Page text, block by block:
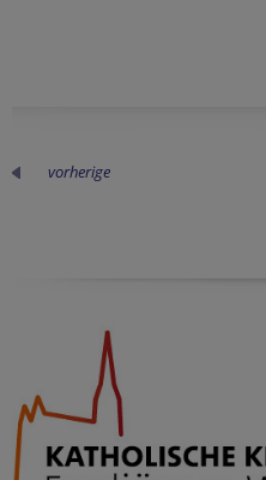
vorherige